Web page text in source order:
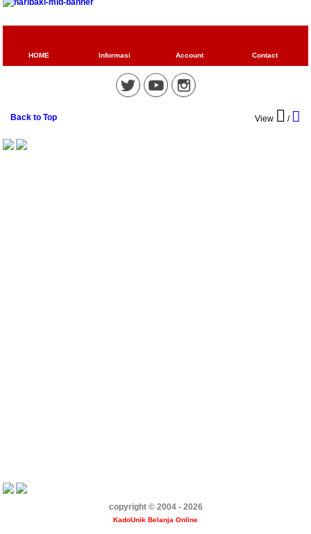
HOME Informasi Account Contact
Back to Top View /
copyright © 2004 - 2026
KadoUnik Belanja Online